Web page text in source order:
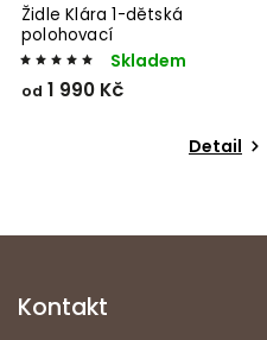
Židle Klára 1-dětská
polohovací
Skladem
od 1 990 Kč
Detail
Kontakt